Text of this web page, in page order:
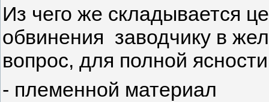
Из чего же складывается
обвинения заводчику в
вопрос, для полной
- племенной материал